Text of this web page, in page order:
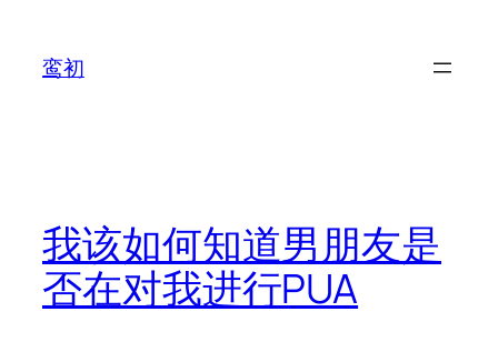
鸾初
我该如何知道男朋友是
否在对我进行PUA